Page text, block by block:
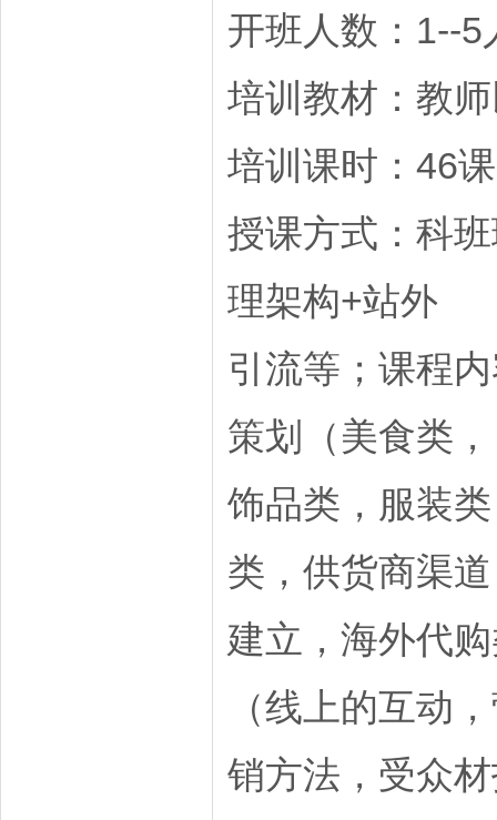
开班人数：1--5
培训教材：教
培训课时：46
授课方式：科
理架构+站外
引流等；课程
策划（美食类，
饰品类，服装
类，供货商渠道
建立，海外代
（线上的互动
销方法，受众